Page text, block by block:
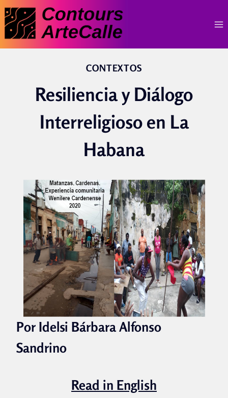
Skip
to
content
CONTEXTOS
Resiliencia y Diálogo
Interreligioso en La
Habana
Por Idelsi Bárbara Alfonso
Sandrino
Read in English